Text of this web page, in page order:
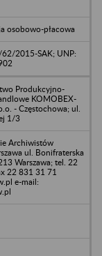
osobowo-płacowa
2015-SAK; UNP:
Produkcyjno-
KOMOBEX-
- Częstochowa; ul.
1/3
Archiwistów
ul. Bonifraterska
Warszawa; tel. 22
22 831 31 71
e-mail: